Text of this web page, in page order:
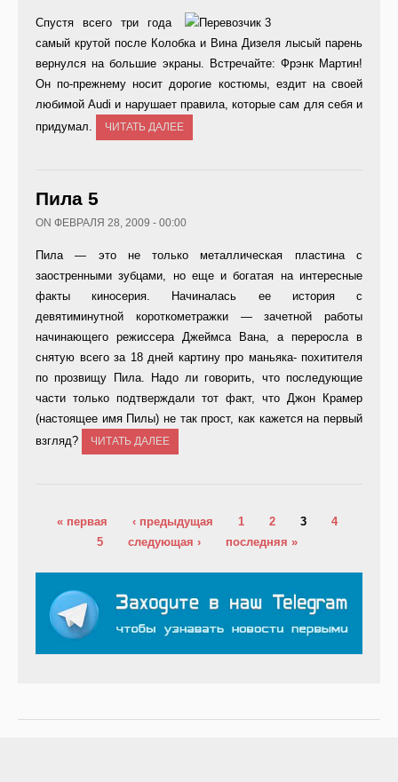
Спустя всего три года
самый крутой после Колобка и Вина Дизеля лысый парень
вернулся на большие экраны. Встречайте: Фрэнк Мартин!
Он по-прежнему носит дорогие костюмы, ездит на своей
любимой Audi и нарушает правила, которые сам для себя и
придумал.
ЧИТАТЬ ДАЛЕЕ
Пила 5
ON ФЕВРАЛЯ 28, 2009 - 00:00
Пила — это не только металлическая пластина с
заостренными зубцами, но еще и богатая на интересные
факты киносерия. Начиналась ее история с
девятиминутной короткометражки — зачетной работы
начинающего режиссера Джеймса Вана, а переросла в
снятую всего за 18 дней картину про маньяка- похитителя
по прозвищу Пила. Надо ли говорить, что последующие
части только подтверждали тот факт, что Джон Крамер
(настоящее имя Пилы) не так прост, как кажется на первый
взгляд?
ЧИТАТЬ ДАЛЕЕ
« первая ‹ предыдущая 1 2 3
4
5
следующая › последняя »